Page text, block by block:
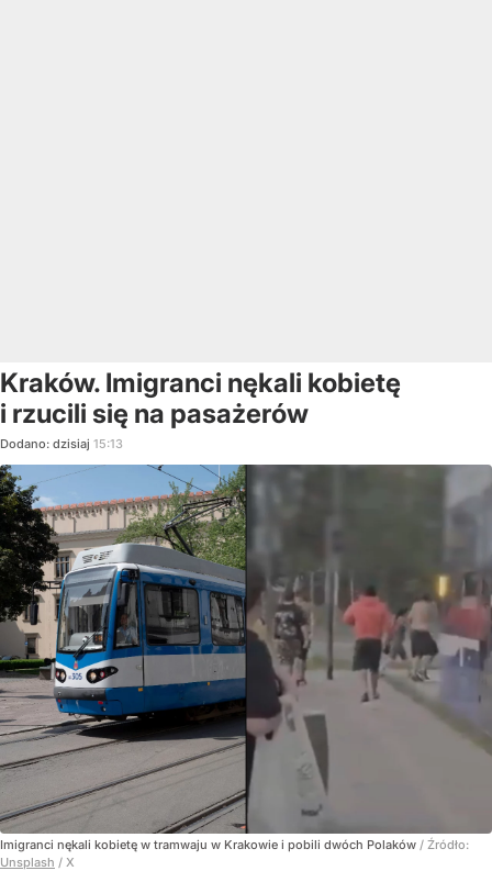
Kraków. Imigranci nękali kobietę
i rzucili się na pasażerów
Dodano: dzisiaj 15:13
Imigranci nękali kobietę w tramwaju w Krakowie i pobili dwóch Polaków / Źródło:
Unsplash / X